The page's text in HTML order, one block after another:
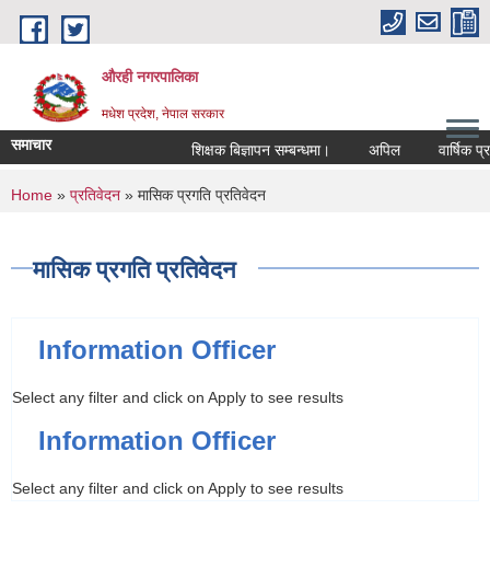
Skip to main content
औरही नगरपालिका
मधेश प्रदेश, नेपाल सरकार
समाचार शिक्षक बिज्ञापन सम्बन्धमा। अपिल वार्षिक
You are here
Home » प्रतिवेदन » मासिक प्रगति प्रतिवेदन
मासिक प्रगति प्रतिवेदन
Information Officer
Select any filter and click on Apply to see results
Information Officer
Select any filter and click on Apply to see results